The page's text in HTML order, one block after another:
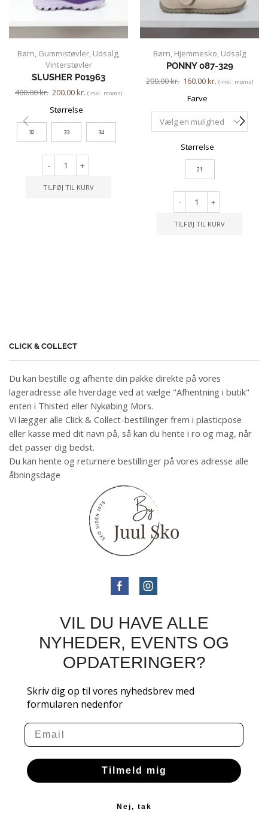
Børn, Gummistøvler, Udsalg,
Vinterstøvler
SLUSHER P01963
400.00kr. 200.00kr. (inkl. moms)
Størrelse
32 33 34
- +
TILFØJ TIL KURV
Børn, Hjemmesko, Udsalg
PONNY 087-329
200.00kr. 160.00kr. (inkl. moms)
Farve
Størrelse
21
- +
TILFØJ TIL KURV
CLICK & COLLECT
Du kan bestille og afhente din pakke direkte på vores
lageradresse alle hverdage ved at vælge "Afhentning i butik"
enten i Thisted eller Nykøbing Mors.
Vi lægger alle Click & Collect-bestillinger frem i plasticpose
eller kasse med dit navn på, så kan du hente i ro og mag, når
det passer dig bedst.
Du kan hente og returnere bestillinger på vores adresse alle
åbningsdage
VIL DU HAVE ALLE
NYHEDER, EVENTS OG
OPDATERINGER?
Skriv dig op til vores nyhedsbrev med
formularen nedenfor
Email
Tilmeld mig
Nej, tak